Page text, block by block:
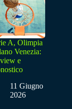
A, Olimpia
Venezia:
e
11 Giugno
2026